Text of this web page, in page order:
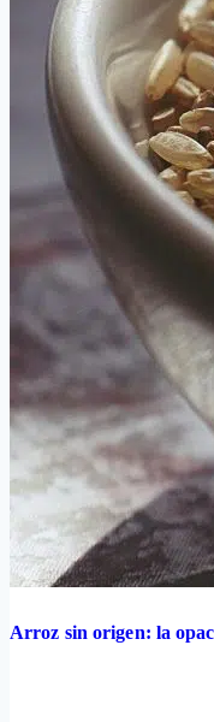
Arroz sin origen: la